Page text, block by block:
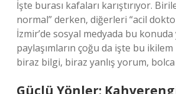
İşte burası kafaları karıştırıyor.
normal” derken, diğerleri “acil
İzmir’de sosyal medyada bu konuda
paylaşımların çoğu da işte bu
biraz bilgi, biraz yanlış yorum,
Güçlü Yönler: